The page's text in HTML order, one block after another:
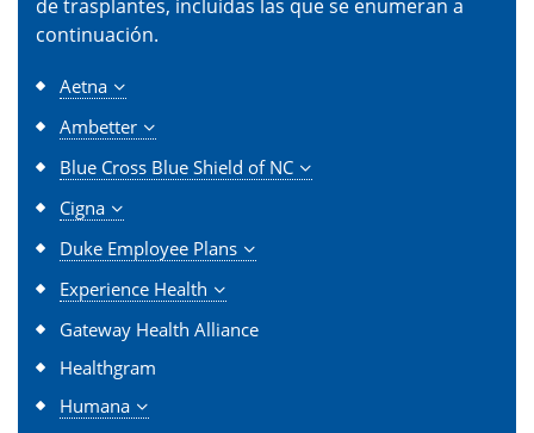
de trasplantes, incluidas las que se enumeran a
continuación.
Aetna
Ambetter
Blue Cross Blue Shield of NC
Cigna
Duke Employee Plans
Experience Health
Gateway Health Alliance
Healthgram
Humana